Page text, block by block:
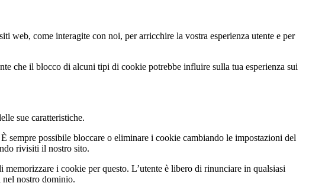
web, come interagite con noi, per arricchire la vostra esperienza utente e per
che il blocco di alcuni tipi di cookie potrebbe influire sulla tua esperienza sui
sue caratteristiche.
possibile bloccare o eliminare i cookie cambiando le impostazioni del
rivisiti il nostro sito.
i cookie per questo. L’utente è libero di rinunciare in qualsiasi
nel nostro dominio.